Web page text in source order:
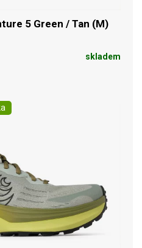
5 Green / Tan (M)
skladem